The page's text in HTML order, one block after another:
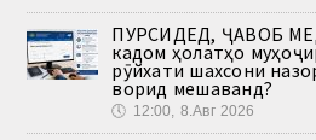
ПУРСИДЕД, ҶАВОБ
кадом ҳолатҳо
рӯйхати шахсони
ворид мешаванд?
🕔 12:00, 8.Авг 2026